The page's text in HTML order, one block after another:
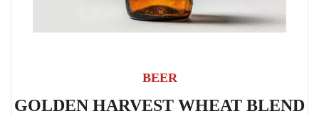
BEER
GOLDEN HARVEST WHEAT BLEND